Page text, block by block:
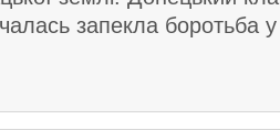
запекла боротьба